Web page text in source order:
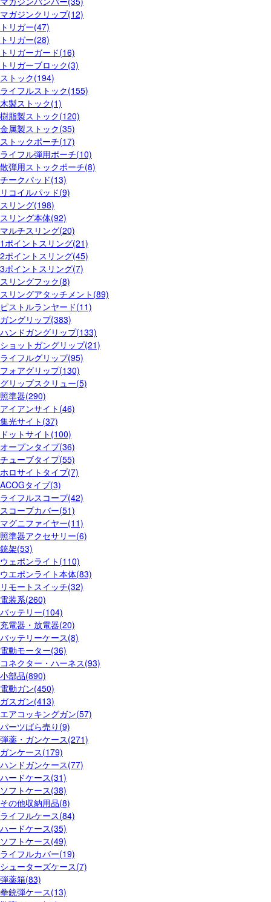
マガジンクリップ(12)
トリガー(47)
トリガー(28)
トリガーガード(16)
トリガーブロック(3)
ストック(194)
ライフルストック(155)
木製ストック(1)
樹脂製ストック(120)
金属製ストック(35)
ストックポーチ(17)
ライフル弾用ポーチ(10)
散弾用ストックポーチ(8)
チークパッド(13)
リコイルパッド(9)
スリング(198)
スリング本体(92)
マルチスリング(20)
1ポイントスリング(21)
2ポイントスリング(45)
3ポイントスリング(7)
スリングフック(8)
スリングアタッチメント(89)
ピストルランヤード(11)
ガングリップ(383)
ハンドガングリップ(133)
ショットガングリップ(21)
ライフルグリップ(95)
フォアグリップ(130)
グリップスクリュー(5)
照準器(290)
アイアンサイト(46)
集光サイト(37)
ドットサイト(100)
オープンタイプ(36)
チューブタイプ(55)
ホロサイトタイプ(7)
ACOGタイプ(3)
ライフルスコープ(42)
スコープカバー(51)
マグニファイヤー(11)
照準器アクセサリー(6)
銃架(53)
ウェポンライト(110)
ウエポンライト本体(83)
リモートスイッチ(32)
電装系(260)
バッテリー(104)
充電器・放電器(20)
バッテリーケース(8)
電動モーター(36)
コネクター・ハーネス(93)
小部品(890)
電動ガン(450)
ガスガン(413)
エアコッキングガン(57)
パーツばら売り(9)
弾薬・ガンケース(271)
ガンケース(179)
ハンドガンケース(77)
ハードケース(31)
ソフトケース(38)
その他収納用品(8)
ライフルケース(84)
ハードケース(35)
ソフトケース(49)
ライフルカバー(19)
シューターズケース(7)
弾薬箱(83)
拳銃弾ケース(13)